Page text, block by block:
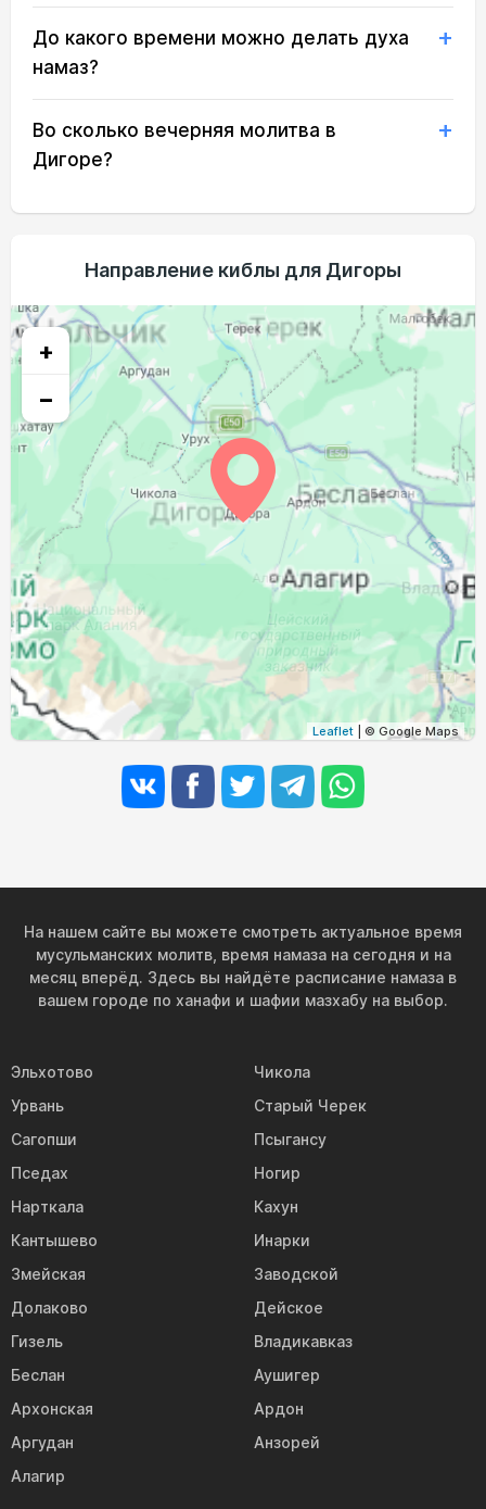
21, Пт 03:43 05:15 12:07 15:55 18:57 20:23
22, Сб 03:44 05:16 12:06 15:55 18:56 20:21
03:46 05:18
03:51 05:22 12:05 15:50 18:47 20:11
03:53 05:23 12:05 15:49 18:46
29, Сб 03:54 05:24 12:04 15:48 20:07
03:56 05:25 12:04 15:47 18:42 20:05
31, Пн 03:57 05:26 12:04 15:46 18:40 20:03
До какого времени можно делать духа
намаз?
Во сколько вечерняя молитва в
Дигоре?
Направление киблы для Дигоры
+
−
Leaflet | © Google Maps
На нашем сайте вы можете смотреть актуальное время
мусульманских молитв, время намаза на сегодня и на
месяц вперёд. Здесь вы найдёте расписание намаза в
вашем городе по ханафи и шафии мазхабу на выбор.
Эльхотово
Чикола
Урвань
Старый Черек
Сагопши
Псыгансу
Пседах
Ногир
Нарткала
Кахун
Кантышево
Инарки
Змейская
Заводской
Долаково
Дейское
Гизель
Владикавказ
Беслан
Аушигер
Архонская
Ардон
Аргудан
Анзорей
Алагир